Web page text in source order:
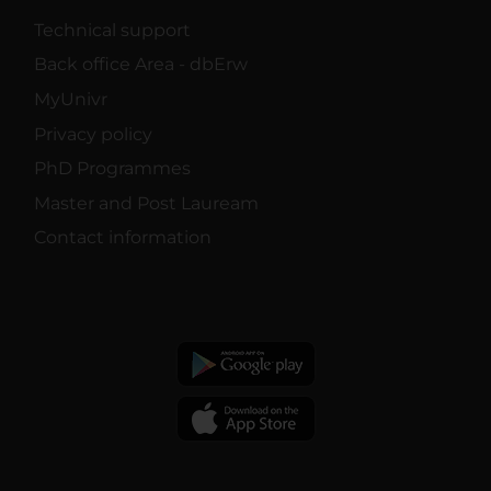
Technical support
Back office Area - dbErw
MyUnivr
Privacy policy
PhD Programmes
Master and Post Lauream
Contact information